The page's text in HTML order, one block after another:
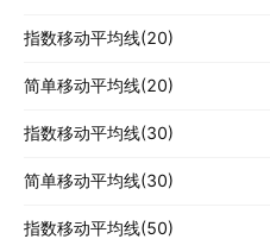
指数移动平均线(20)
简单移动平均线(20)
指数移动平均线(30)
简单移动平均线(30)
指数移动平均线(50)